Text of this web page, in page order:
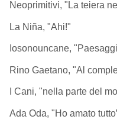
Neoprimitivi, "La teiera
La Niña, "Ahi!"
Iosonouncane,
Rino Gaetano, "Al
I Cani, "nella parte del
Ada Oda, "Ho amato